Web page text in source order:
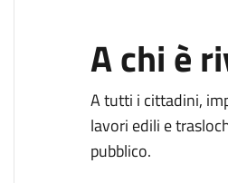
A chi è
A tutti i cittadini,
lavori edili e
pubblico.